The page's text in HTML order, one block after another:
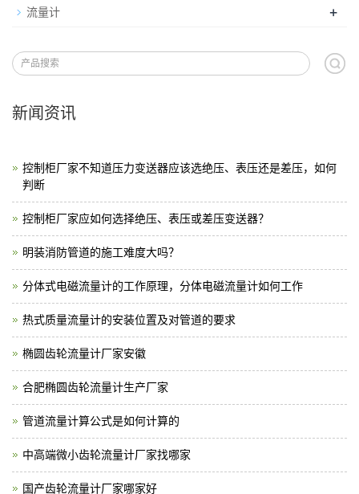
流量计 +
新闻资讯
控制柜厂家不知道压力变送器应该选绝压、表压还是差压，如何
判断
控制柜厂家应如何选择绝压、表压或差压变送器？
明装消防管道的施工难度大吗？
分体式电磁流量计的工作原理，分体电磁流量计如何工作
热式质量流量计的安装位置及对管道的要求
椭圆齿轮流量计厂家安徽
合肥椭圆齿轮流量计生产厂家
管道流量计算公式是如何计算的
中高端微小齿轮流量计厂家找哪家
国产齿轮流量计厂家哪家好